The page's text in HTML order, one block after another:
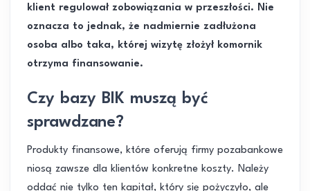
klient regulował zobowiązania w przeszłości. Nie
oznacza to jednak, że nadmiernie zadłużona
osoba albo taka, której wizytę złożył komornik
otrzyma finansowanie.
Czy bazy BIK muszą być
sprawdzane?
Produkty finansowe, które oferują firmy pozabankowe
niosą zawsze dla klientów konkretne koszty. Należy
oddać nie tylko ten kapitał, który się pożyczyło, ale